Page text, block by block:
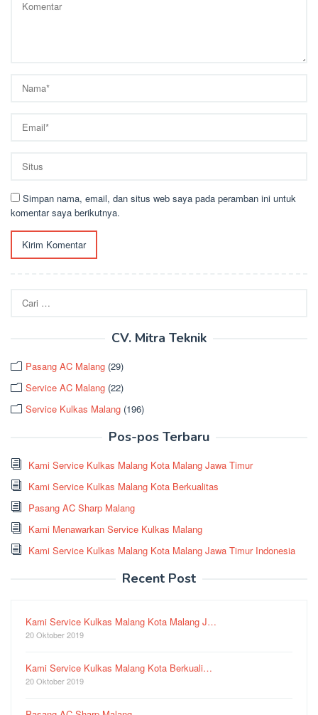
Simpan nama, email, dan situs web saya pada peramban ini untuk
komentar saya berikutnya.
untuk:
CV. Mitra Teknik
Pasang AC Malang (29)
Service AC Malang (22)
Service Kulkas Malang (196)
Pos-pos Terbaru
Kami Service Kulkas Malang Kota Malang Jawa Timur
Kami Service Kulkas Malang Kota Berkualitas
Pasang AC Sharp Malang
Kami Menawarkan Service Kulkas Malang
Kami Service Kulkas Malang Kota Malang Jawa Timur Indonesia
Recent Post
Kami Service Kulkas Malang Kota Malang J…
20 Oktober 2019
Kami Service Kulkas Malang Kota Berkuali…
20 Oktober 2019